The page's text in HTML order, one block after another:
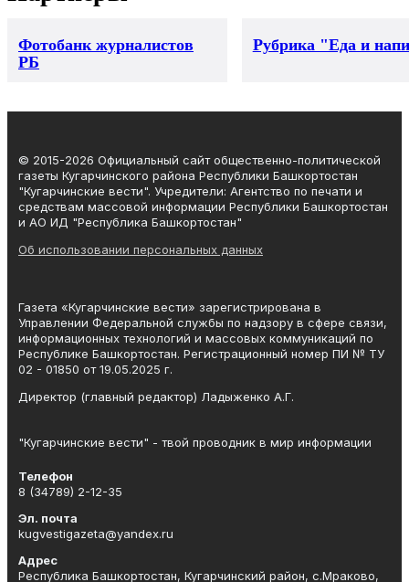
Фотобанк журналистов
РБ
Рубрика "Еда и
© 2015-2026 Официальный сайт общественно-политической
газеты Кугарчинского района Республики Башкортостан
"Кугарчинские вести". Учредители: Агентство по печати и
средствам массовой информации Республики Башкортостан
и АО ИД "Республика Башкортостан"
Об использовании персональных данных
Газета «Кугарчинские вести» зарегистрирована в
Управлении Федеральной службы по надзору в сфере связи,
информационных технологий и массовых коммуникаций по
Республике Башкортостан. Регистрационный номер ПИ № ТУ
02 - 01850 от 19.05.2025 г.
Директор (главный редактор) Ладыженко А.Г.
"Кугарчинские вести" - твой проводник в мир информации
Телефон
8 (34789) 2-12-35
Эл. почта
kugvestigazeta@yandex.ru
Адрес
Республика Башкортостан, Кугарчинский район, с.Мраково,